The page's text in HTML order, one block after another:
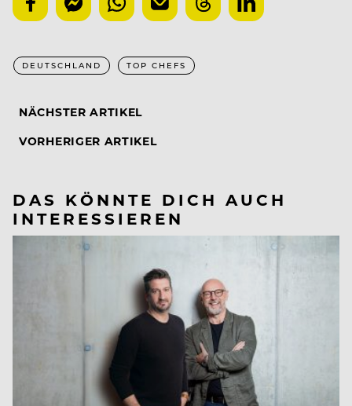
DEUTSCHLAND TOP CHEFS
NÄCHSTER ARTIKEL
VORHERIGER ARTIKEL
DAS KÖNNTE DICH AUCH
INTERESSIEREN